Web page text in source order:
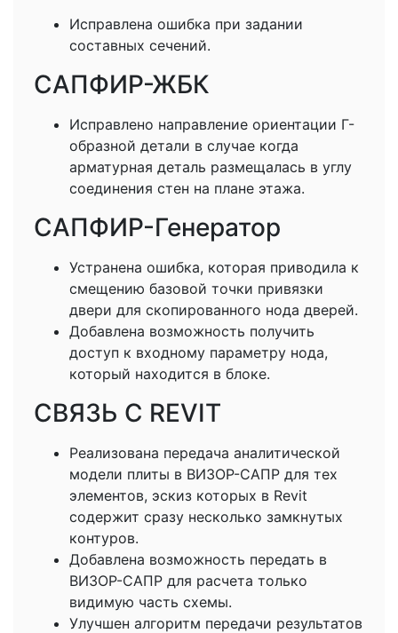
Исправлена ошибка при задании
составных сечений.
САПФИР-ЖБК
Исправлено направление ориентации Г-
образной детали в случае когда
арматурная деталь размещалась в углу
соединения стен на плане этажа.
САПФИР-Генератор
Устранена ошибка, которая приводила к
смещению базовой точки привязки
двери для скопированного нода дверей.
Добавлена возможность получить
доступ к входному параметру нода,
который находится в блоке.
СВЯЗЬ С REVIT
Реализована передача аналитической
модели плиты в ВИЗОР-САПР для тех
элементов, эскиз которых в Revit
содержит сразу несколько замкнутых
контуров.
Добавлена возможность передать в
ВИЗОР-САПР для расчета только
видимую часть схемы.
Улучшен алгоритм передачи результатов